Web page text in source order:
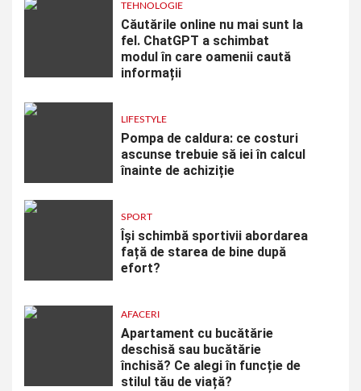
TEHNOLOGIE
Căutările online nu mai sunt la
fel. ChatGPT a schimbat
modul în care oamenii caută
informații
LIFESTYLE
Pompa de caldura: ce costuri
ascunse trebuie să iei în calcul
înainte de achiziție
SPORT
Își schimbă sportivii abordarea
față de starea de bine după
efort?
AFACERI
Apartament cu bucătărie
deschisă sau bucătărie
închisă? Ce alegi în funcție de
stilul tău de viață?